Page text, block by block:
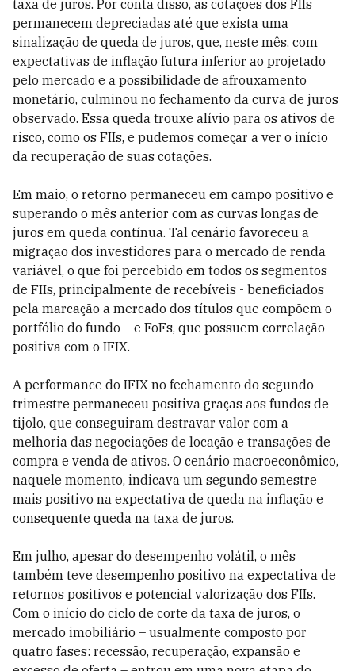
taxa de juros. Por conta disso, as cotações dos FIIs
permanecem depreciadas até que exista uma
sinalização de queda de juros, que, neste mês, com
expectativas de inflação futura inferior ao projetado
pelo mercado e a possibilidade de afrouxamento
monetário, culminou no fechamento da curva de juros
observado. Essa queda trouxe alívio para os ativos de
risco, como os FIIs, e pudemos começar a ver o início
da recuperação de suas cotações.
Em maio, o retorno permaneceu em campo positivo e
superando o mês anterior com as curvas longas de
juros em queda contínua. Tal cenário favoreceu a
migração dos investidores para o mercado de renda
variável, o que foi percebido em todos os segmentos
de FIIs, principalmente de recebíveis - beneficiados
pela marcação a mercado dos títulos que compõem o
portfólio do fundo – e FoFs, que possuem correlação
positiva com o IFIX.
A performance do IFIX no fechamento do segundo
trimestre permaneceu positiva graças aos fundos de
tijolo, que conseguiram destravar valor com a
melhoria das negociações de locação e transações de
compra e venda de ativos. O cenário macroeconômico,
naquele momento, indicava um segundo semestre
mais positivo na expectativa de queda na inflação e
consequente queda na taxa de juros.
Em julho, apesar do desempenho volátil, o mês
também teve desempenho positivo na expectativa de
retornos positivos e potencial valorização dos FIIs.
Com o início do ciclo de corte da taxa de juros, o
mercado imobiliário – usualmente composto por
quatro fases: recessão, recuperação, expansão e